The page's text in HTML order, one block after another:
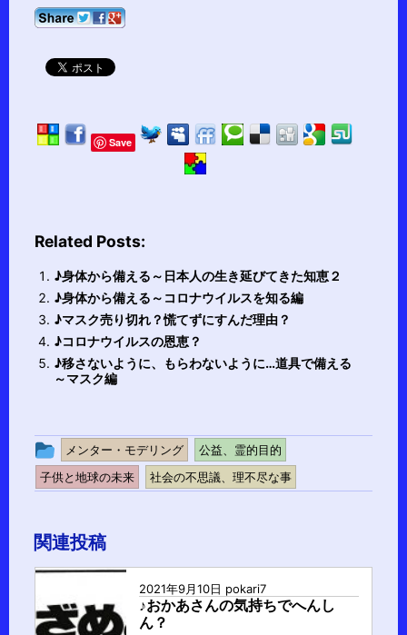
Save
Related Posts:
♪身体から備える～日本人の生き延びてきた知恵２
♪身体から備える～コロナウイルスを知る編
♪マスク売り切れ？慌てずにすんだ理由？
♪コロナウイルスの恩恵？
♪移さないように、もらわないように…道具で備える
～マスク編
投
稿
グ
ー
プ
メンター・モデリング
公益、霊的目的
子供と地球の未来
社会の不思議、理不尽な事
関連投稿
2021年9月10日 pokari7
♪おかあさんの気持ちでへんし
ん？